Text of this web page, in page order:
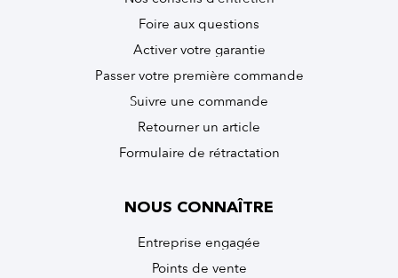
Foire aux questions
Activer votre garantie
Passer votre première commande
Suivre une commande
Retourner un article
Formulaire de rétractation
NOUS CONNAÎTRE
Entreprise engagée
Points de vente